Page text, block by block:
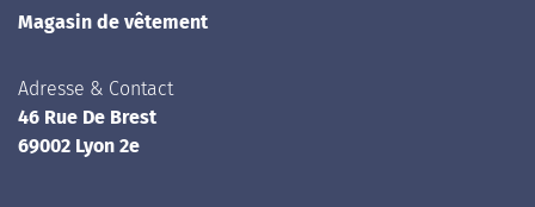
Magasin de vêtement
Adresse & Contact
46 Rue De Brest
69002 Lyon 2e